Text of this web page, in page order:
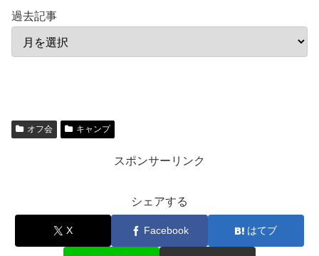
過去記事
オフ会 キャンプ
スポンサーリンク
シェアする
X Facebook はてブ